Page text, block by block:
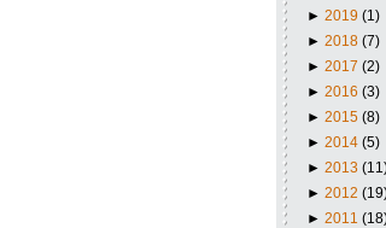
► 2019 (1)
► 2018 (7)
► 2017 (2)
► 2016 (3)
► 2015 (8)
► 2014 (5)
► 2013
► 2012
► 2011